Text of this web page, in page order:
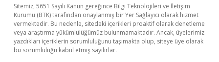
Sitemiz, 5651 Sayılı Kanun gereğince Bilgi Teknolojileri ve İletişim
Kurumu (BTK) tarafından onaylanmış bir Yer Sağlayıcı olarak hizmet
vermektedir. Bu nedenle, sitedeki içerikleri proaktif olarak denetleme
veya araştırma yükümlülüğümüz bulunmamaktadır. Ancak, üyelerimiz
yazdıkları içeriklerin sorumluluğunu taşımakta olup, siteye üye olarak
bu sorumluluğu kabul etmiş sayılırlar.